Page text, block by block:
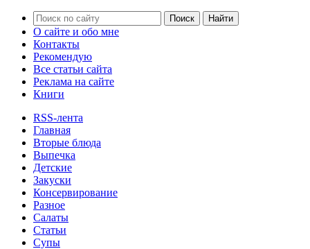
О сайте и обо мне
Контакты
Рекомендую
Все статьи сайта
Реклама на сайте
Книги
RSS-лента
Главная
Вторые блюда
Выпечка
Детские
Закуски
Консервирование
Разное
Салаты
Статьи
Супы